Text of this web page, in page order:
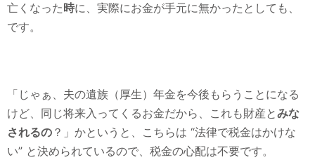
亡くなった時に、実際にお金が手元に無かったとしても、
です。
「じゃぁ、夫の遺族（厚生）年金を今後もらうことになる
けど、同じ将来入ってくるお金だから、これも財産とみな
されるの ？」かというと、こちらは “法律で税金はかけな
い” と決められているので、税金の心配は不要です。